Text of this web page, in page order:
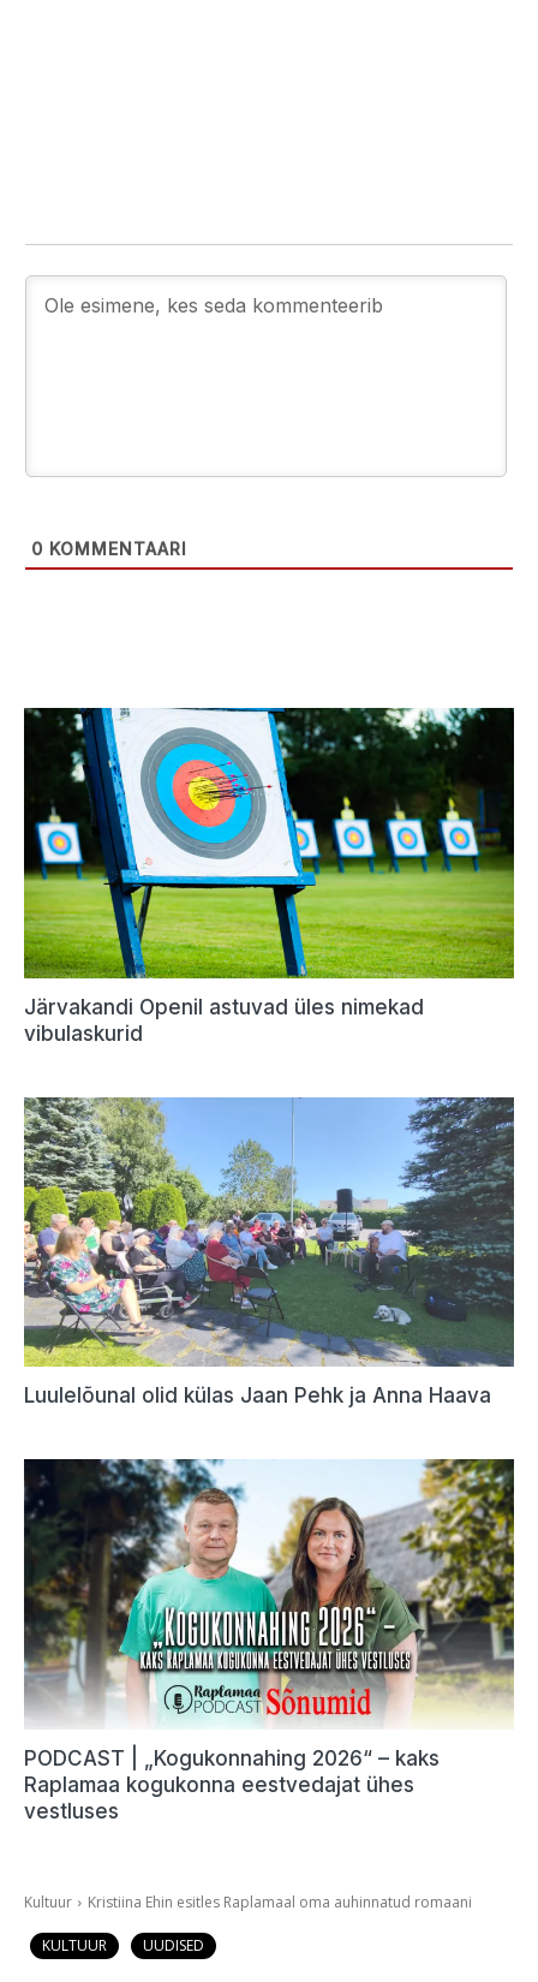
0 KOMMENTAARI
Järvakandi Openil astuvad üles nimekad
vibulaskurid
Luulelõunal olid külas Jaan Pehk ja Anna Haava
PODCAST | „Kogukonnahing 2026“ – kaks
Raplamaa kogukonna eestvedajat ühes
vestluses